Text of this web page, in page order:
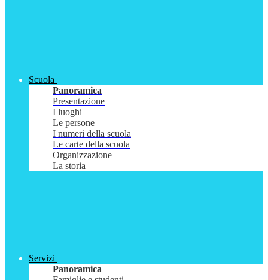
Scuola
Panoramica
Presentazione
I luoghi
Le persone
I numeri della scuola
Le carte della scuola
Organizzazione
La storia
Servizi
Panoramica